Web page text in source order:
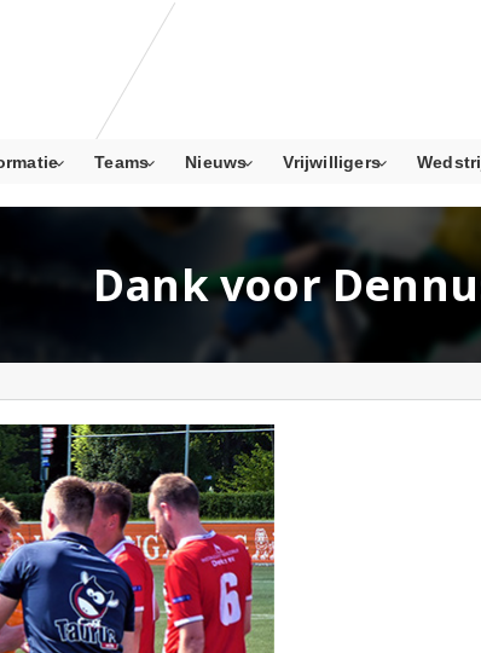
Teams Nieuws Vrijwilligers
Dank voor